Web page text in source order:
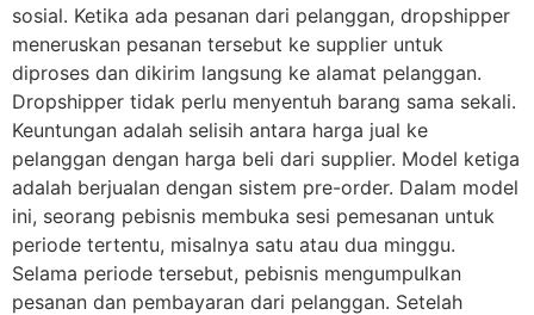
sosial. Ketika ada pesanan dari pelanggan, dropshipper
meneruskan pesanan tersebut ke supplier untuk
diproses dan dikirim langsung ke alamat pelanggan.
Dropshipper tidak perlu menyentuh barang sama sekali.
Keuntungan adalah selisih antara harga jual ke
pelanggan dengan harga beli dari supplier. Model ketiga
adalah berjualan dengan sistem pre-order. Dalam model
ini, seorang pebisnis membuka sesi pemesanan untuk
periode tertentu, misalnya satu atau dua minggu.
Selama periode tersebut, pebisnis mengumpulkan
pesanan dan pembayaran dari pelanggan. Setelah